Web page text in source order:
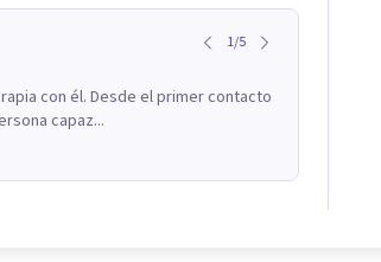
1/5
con él. Desde el primer contacto
capaz...